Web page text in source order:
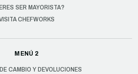
SER MAYORISTA?
CHEFWORKS
MENÚ 2
CAMBIO Y DEVOLUCIONES